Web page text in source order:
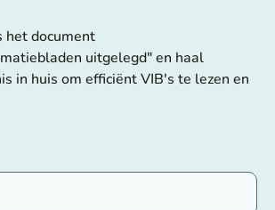
het document
uitgelegd" en haal
in huis om efficiënt VIB's te lezen en